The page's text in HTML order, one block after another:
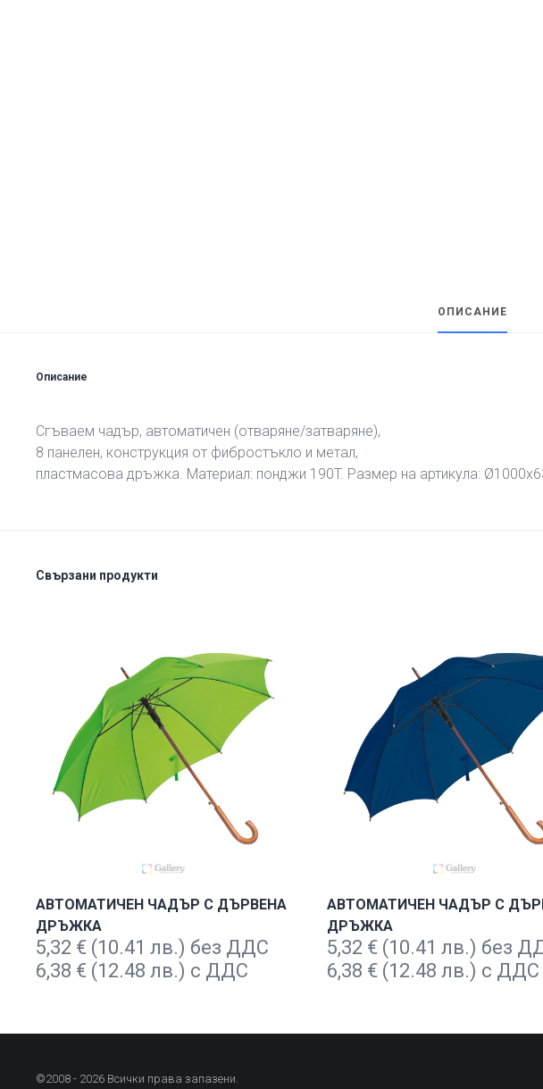
ОПИСАНИЕ
Описание
Сгъваем чадър, автоматичен (отваряне/затваряне),
8 панелен, конструкция от фибростъкло и метал,
пластмасова дръжка. Материал: понджи 190T. Размер на артикула:
Свързани продукти
АВТОМАТИЧЕН ЧАДЪР С ДЪРВЕНА
ДРЪЖКА
5,32 € (10.41 лв.) без ДДС
6,38 € (12.48 лв.) с ДДС
АВТОМАТИЧЕН ЧАДЪР С
ДРЪЖКА
5,32 € (10.41 лв.) без
6,38 € (12.48 лв.) с ДДС
©2008 - 2026 Всички права запазени.